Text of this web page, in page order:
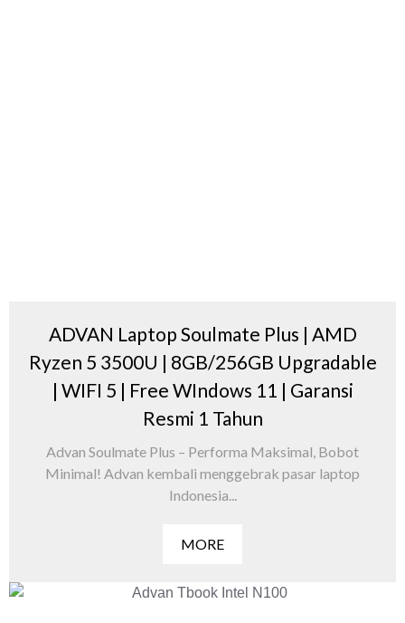
ADVAN Laptop Soulmate Plus | AMD
Ryzen 5 3500U | 8GB/256GB Upgradable
| WIFI 5 | Free WIndows 11 | Garansi
Resmi 1 Tahun
Advan Soulmate Plus – Performa Maksimal, Bobot
Minimal! Advan kembali menggebrak pasar laptop
Indonesia...
MORE